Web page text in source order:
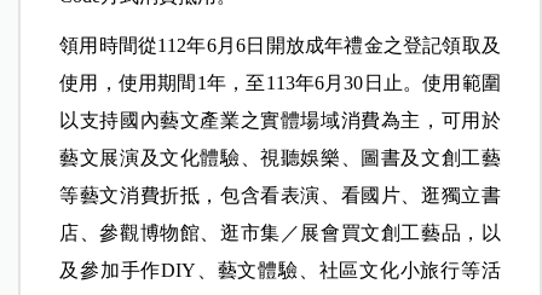
領用時間從112年6月6日開放成年禮金之登記領取及
使用，使用期間1年，至113年6月30日止。使用範圍
以支持國內藝文產業之實體場域消費為主，可用於
藝文展演及文化體驗、視聽娛樂、圖書及文創工藝
等藝文消費折抵，包含看表演、看國片、逛獨立書
店、參觀博物館、逛市集／展會買文創工藝品，以
及參加手作DIY、藝文體驗、社區文化小旅行等活